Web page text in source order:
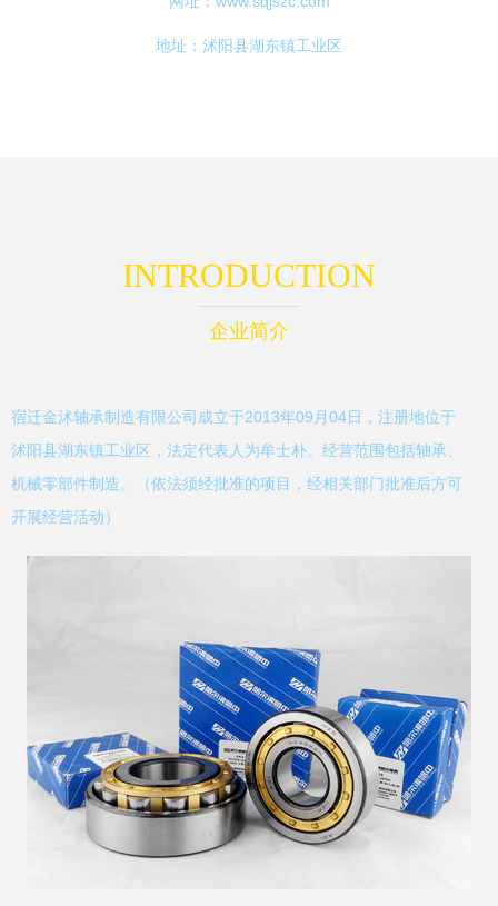
地址：沭阳县湖东镇工业区
INTRODUCTION
企业简介
宿迁金沭轴承制造有限公司成立于2013年09月04日，注册地位于
沭阳县湖东镇工业区，法定代表人为牟士朴。经营范围包括轴承、
机械零部件制造。（依法须经批准的项目，经相关部门批准后方可
开展经营活动）